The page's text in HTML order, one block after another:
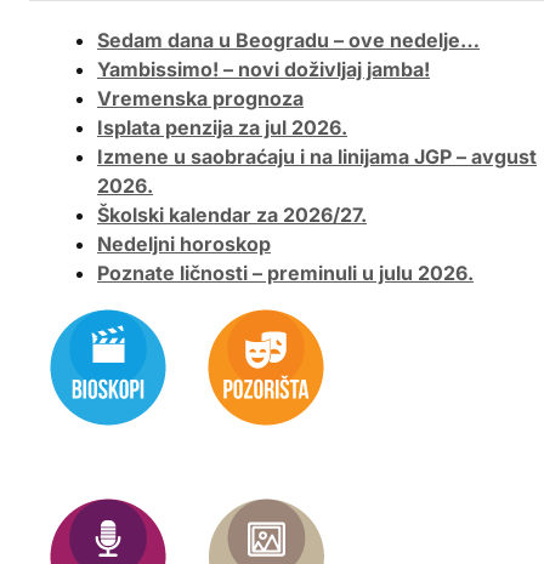
Sedam dana u Beogradu – ove nedelje…
Yambissimo! – novi doživljaj jamba!
Vremenska prognoza
Isplata penzija za jul 2026.
Izmene u saobraćaju i na linijama JGP – avgust
2026.
Školski kalendar za 2026/27.
Nedeljni horoskop
Poznate ličnosti – preminuli u julu 2026.